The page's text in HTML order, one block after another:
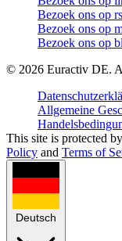
Bezoek ons op
Bezoek ons op
Bezoek ons op
© 2026 Euractiv DE.
Allgemeine
This site is protected
Policy and Terms of
Deutsch